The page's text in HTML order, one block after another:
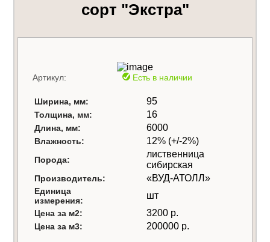
сорт "Экстра"
Артикул: Есть в наличии
Ширина, мм: 95
Толщина, мм: 16
Длина, мм: 6000
Влажность: 12% (+/-2%)
Порода:
лиственница
сибирская
Производитель: «ВУД-АТОЛЛ»
Единица
измерения:
шт
Цена за м2: 3200 р.
Цена за м3: 200000 р.